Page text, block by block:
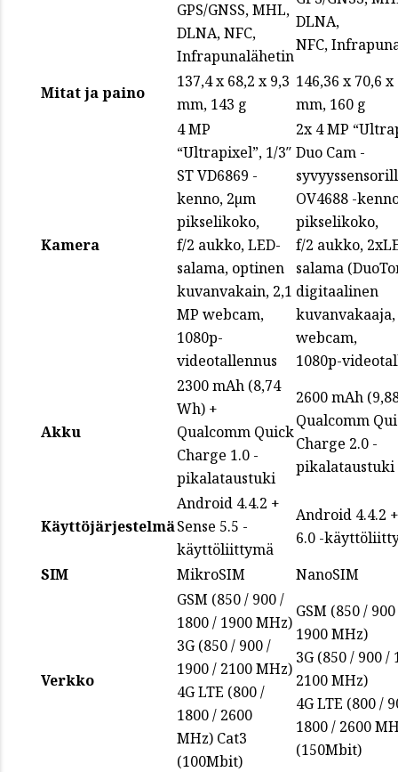
GPS/GNSS, MHL,
DLNA, NFC,
Infrapunalähetin
DLNA,
NFC,
Mitat ja paino
137,4 x 68,2 x 9,3
mm, 143 g
146,36 x 70,6 x
mm, 160 g
Kamera
4 MP
“Ultrapixel”, 1/3″
ST VD6869 -
kenno, 2µm
pikselikoko,
f/2 aukko, LED-
salama, optinen
kuvanvakain, 2,1
MP webcam,
1080p-
videotallennus
2x 4 MP
Duo Cam -
OV4688 -
pikselikoko,
f/2 aukko,
salama
digitaalinen
kuvanvakaaja,
webcam,
1080p-
Akku
2300 mAh (8,74
Wh) +
Qualcomm Quick
Charge 1.0 -
pikalataustuki
2600 mAh
Qualcomm
Charge 2.0 -
pikalataustuki
Käyttöjärjestelmä
Android 4.4.2 +
Sense 5.5 -
käyttöliittymä
Android 4.4.2
6.0 -
SIM
MikroSIM NanoSIM
Verkko
GSM (850 / 900 /
1800 / 1900 MHz)
3G (850 / 900 /
1900 / 2100 MHz)
4G LTE (800 /
1800 / 2600
MHz) Cat3
(100Mbit)
GSM (850 /
1900 MHz)
3G (850 / 900 /
2100 MHz)
4G LTE (800 /
1800 / 2600
(150Mbit)